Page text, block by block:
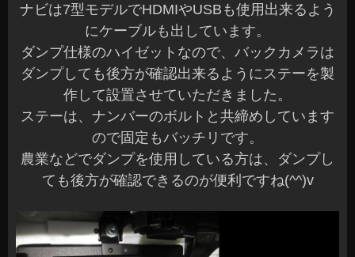
ナビは7型モデルでHDMIやUSBも使用出来るよう
にケーブルも出しています。
ダンプ仕様のハイゼットなので、バックカメラは
ダンプしても後方が確認出来るようにステーを製
作して設置させていただきました。
ステーは、ナンバーのボルトと共締めしています
ので固定もバッチリです。
農業などでダンプを使用している方は、ダンプし
ても後方が確認できるのが便利ですね(^^)v